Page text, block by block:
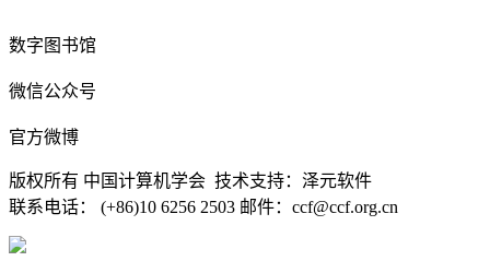
数字图书馆
微信公众号
官方微博
版权所有 中国计算机学会 技术支持：泽元软件
联系电话： (+86)10 6256 2503 邮件：ccf@ccf.org.cn